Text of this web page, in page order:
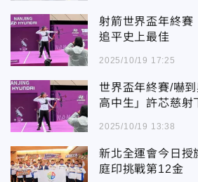
射箭世界盃年終
追平史上最佳
2025/10/19 17:25
世界盃年終賽/嚇
高中生」許芯慈射
2025/10/19 13:38
新北全運會今日
庭印挑戰第12金